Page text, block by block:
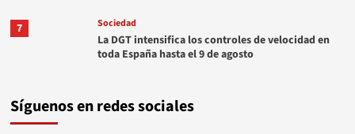
7 Sociedad
La DGT intensifica los controles de velocidad en
toda España hasta el 9 de agosto
Síguenos en redes sociales